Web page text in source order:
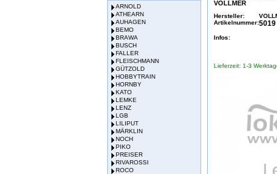
ARNOLD
ATHEARN
AUHAGEN
BEMO
BRAWA
BUSCH
FALLER
FLEISCHMANN
GÜTZOLD
HOBBYTRAIN
HORNBY
KATO
LEMKE
LENZ
LGB
LILIPUT
MÄRKLIN
NOCH
PIKO
PREISER
RIVAROSSI
ROCO
VOLLMER
Hersteller:
Artikelnummer:5019
Infos:
Lieferzeit: 1-3